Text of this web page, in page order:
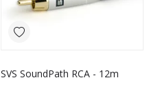
SVS SoundPath RCA - 12m